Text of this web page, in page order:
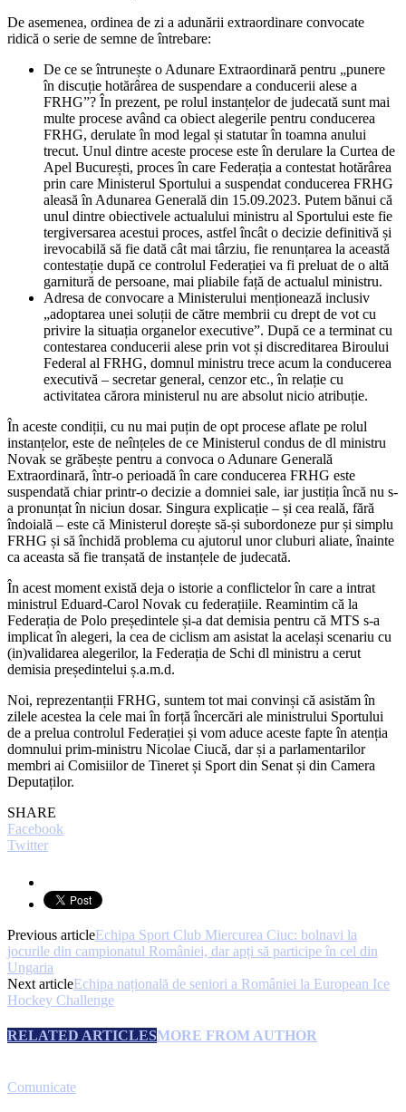
De asemenea, ordinea de zi a adunării extraordinare convocate
ridică o serie de semne de întrebare:
De ce se întrunește o Adunare Extraordinară pentru „punere
în discuție hotărârea de suspendare a conducerii alese a
FRHG”? În prezent, pe rolul instanțelor de judecată sunt mai
multe procese având ca obiect alegerile pentru conducerea
FRHG, derulate în mod legal și statutar în toamna anului
trecut. Unul dintre aceste procese este în derulare la Curtea de
Apel București, proces în care Federația a contestat hotărârea
prin care Ministerul Sportului a suspendat conducerea FRHG
aleasă în Adunarea Generală din 15.09.2023. Putem bănui că
unul dintre obiectivele actualului ministru al Sportului este fie
tergiversarea acestui proces, astfel încât o decizie definitivă și
irevocabilă să fie dată cât mai târziu, fie renunțarea la această
contestație după ce controlul Federației va fi preluat de o altă
garnitură de persoane, mai pliabile față de actualul ministru.
Adresa de convocare a Ministerului menționează inclusiv
„adoptarea unei soluții de către membrii cu drept de vot cu
privire la situația organelor executive”. După ce a terminat cu
contestarea conducerii alese prin vot și discreditarea Biroului
Federal al FRHG, domnul ministru trece acum la conducerea
executivă – secretar general, cenzor etc., în relație cu
activitatea cărora ministerul nu are absolut nicio atribuție.
În aceste condiții, cu nu mai puțin de opt procese aflate pe rolul
instanțelor, este de neînțeles de ce Ministerul condus de dl ministru
Novak se grăbește pentru a convoca o Adunare Generală
Extraordinară, într-o perioadă în care conducerea FRHG este
suspendată chiar printr-o decizie a domniei sale, iar justiția încă nu s-
a pronunțat în niciun dosar. Singura explicație – și cea reală, fără
îndoială – este că Ministerul dorește să-și subordoneze pur și simplu
FRHG și să închidă problema cu ajutorul unor cluburi aliate, înainte
ca aceasta să fie tranșată de instanțele de judecată.
În acest moment există deja o istorie a conflictelor în care a intrat
ministrul Eduard-Carol Novak cu federațiile. Reamintim că la
Federația de Polo președintele și-a dat demisia pentru că MTS s-a
implicat în alegeri, la cea de ciclism am asistat la același scenariu cu
(in)validarea alegerilor, la Federația de Schi dl ministru a cerut
demisia președintelui ș.a.m.d.
Noi, reprezentanții FRHG, suntem tot mai convinși că asistăm în
zilele acestea la cele mai în forță încercări ale ministrului Sportului
de a prelua controlul Federației și vom aduce aceste fapte în atenția
domnului prim-ministru Nicolae Ciucă, dar și a parlamentarilor
membri ai Comisiilor de Tineret și Sport din Senat și din Camera
Deputaților.
SHARE
Facebook
Twitter
Previous articleEchipa Sport Club Miercurea Ciuc: bolnavi la
jocurile din campionatul României, dar apți să participe în cel din
Ungaria
Next articleEchipa națională de seniori a României la European Ice
Hockey Challenge
RELATED ARTICLESMORE FROM AUTHOR
Comunicate